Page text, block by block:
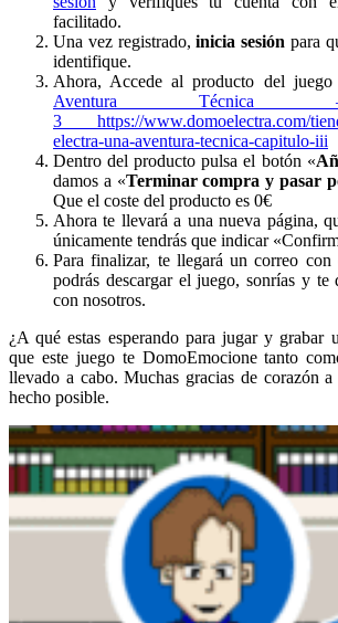
facilitado.
Una vez registrado, inicia sesión para
identifique.
Ahora, Accede al producto del juego
Aventura Técnica
3 https://www.domoelectra.com/
electra-una-aventura-tecnica-capitulo-iii
Dentro del producto pulsa el botón «
damos a «Terminar compra y pasar
Que el coste del producto es 0€
Ahora te llevará a una nueva página,
únicamente tendrás que indicar
Para finalizar, te llegará un correo
podrás descargar el juego, sonrías y te
con nosotros.
¿A qué estas esperando para jugar y grabar
que este juego te DomoEmocione tanto
llevado a cabo. Muchas gracias de corazón
hecho posible.